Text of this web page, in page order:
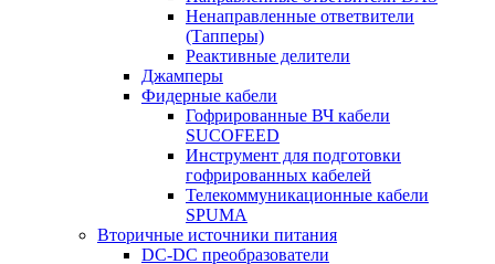
Ненаправленные ответвители
(Тапперы)
Реактивные делители
Джамперы
Фидерные кабели
Гофрированные ВЧ кабели
SUCOFEED
Инструмент для подготовки
гофрированных кабелей
Телекоммуникационные кабели
SPUMA
Вторичные источники питания
DC-DC преобразователи